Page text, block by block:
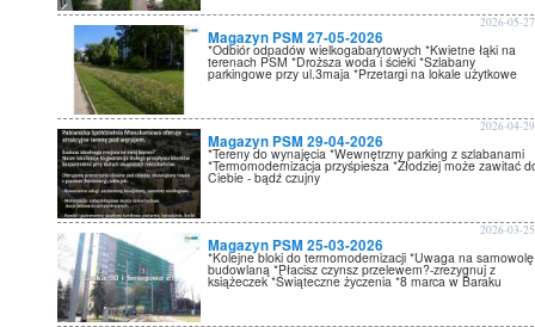
Magazyn PSM 27-05-2026
2026-05-27
*Odbiór odpadów wielkogabarytowych *Kwietne łąki na
terenach PSM *Droższa woda i ścieki *Szlabany
parkingowe przy ul.3maja *Przetargi na lokale użytkowe
Magazyn PSM 29-04-2026
2026-04-29
*Tereny do wynajęcia *Wewnętrzny parking z szlabanami
*Termomodernizacja przyśpiesza *Złodziej może zawitać
Ciebie - bądź czujny
Magazyn PSM 25-03-2026
2026-03-25
*Kolejne bloki do termomodernizacji *Uwaga na samowolę
budowlaną *Płacisz czynsz przelewem?-zrezygnuj z
książeczek *Świąteczne życzenia *8 marca w Baraku